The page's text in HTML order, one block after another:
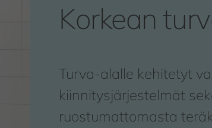
Korkean
Turva-alalle kehitetyt
kiinnitysjärjestelmät
ruostumattomasta